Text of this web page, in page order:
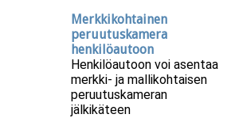
Merkkikohtainen
peruutuskamera
henkilöautoon
Henkilöautoon voi asentaa
merkki- ja mallikohtaisen
peruutuskameran
jälkikäteen